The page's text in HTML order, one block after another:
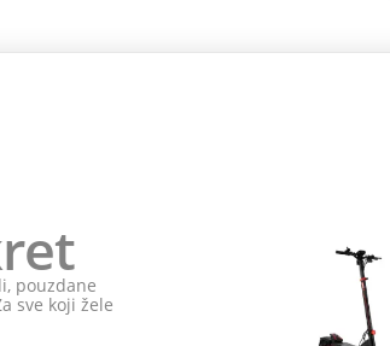
pouzdane
sve koji žele